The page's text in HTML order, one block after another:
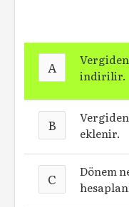
A
indirilir.
B
eklenir.
C
Dönem